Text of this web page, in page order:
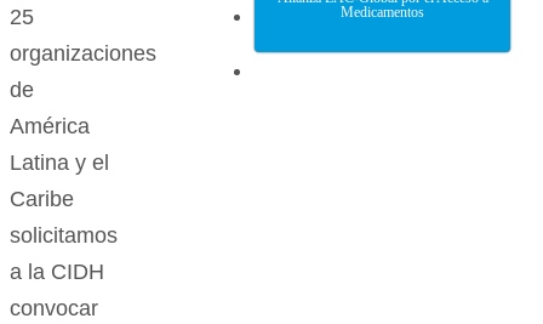
25
organizaciones
de
América
Latina y el
Caribe
solicitamos
a la CIDH
convocar
Medicamentos